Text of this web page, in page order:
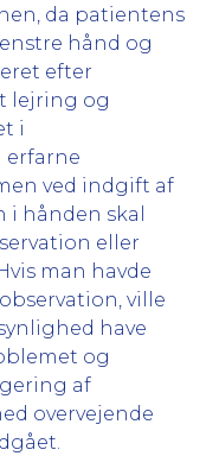
da patientens
hånd og
efter
lejring og
i
erfarne
ved indgift af
i hånden skal
eller
man havde
ville
have
og
af
overvejende